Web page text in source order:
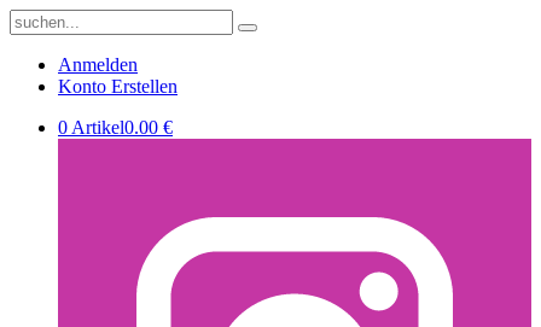
Anmelden
Konto Erstellen
0 Artikel0.00 €